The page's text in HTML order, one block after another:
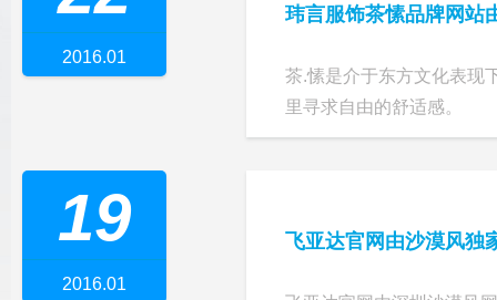
玮言服饰茶愫品牌网站
茶.愫是介于东方文化表现
里寻求自由的舒适感。
2016.01
飞亚达官网由沙漠风
19
2016.01